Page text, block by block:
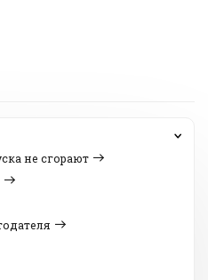
не сгорают